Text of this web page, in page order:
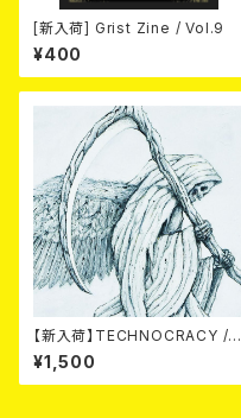
[新入荷] Grist Zine / Vol.9
¥400
【新入荷】TECHNOCRACY /T
O HELL/THE END (7"EP)
¥1,500